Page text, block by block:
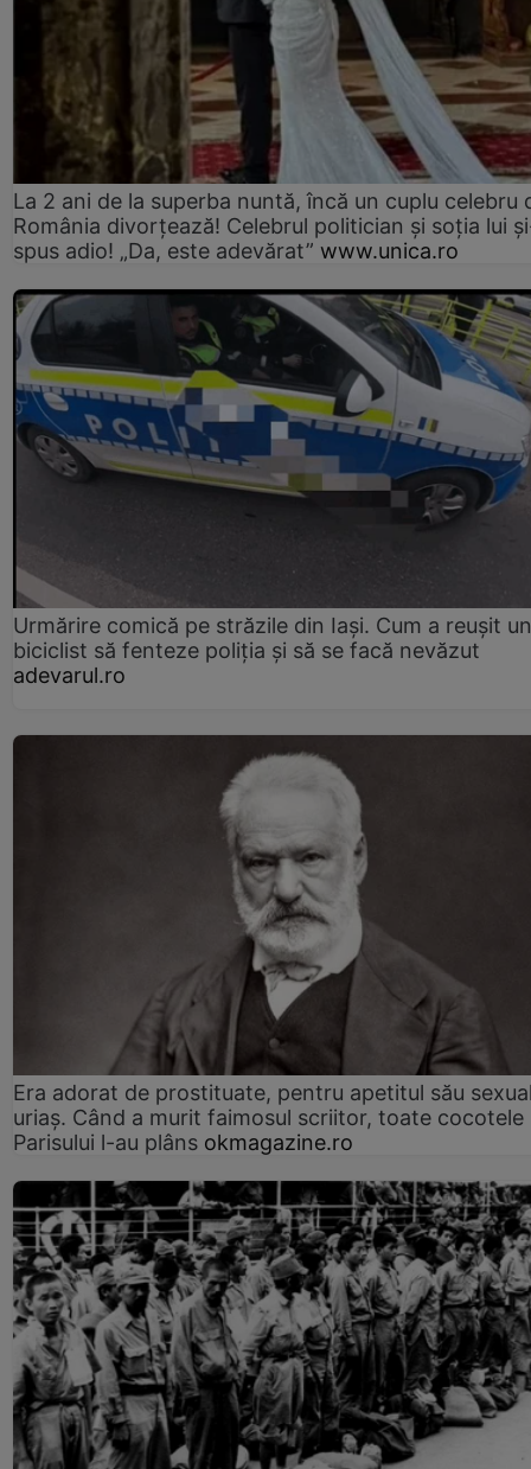
La 2 ani de la superba nuntă, încă un cuplu celebru
România divorțează! Celebrul politician și soția lui
spus adio! „Da, este adevărat” www.unica.ro
Urmărire comică pe străzile din Iași. Cum a reușit un
biciclist să fenteze poliția și să se facă nevăzut
adevarul.ro
Era adorat de prostituate, pentru apetitul său
uriaș. Când a murit faimosul scriitor, toate cocotele
Parisului l-au plâns okmagazine.ro